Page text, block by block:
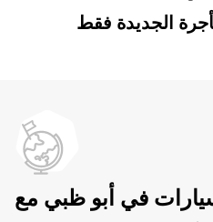
الجديدة فقط